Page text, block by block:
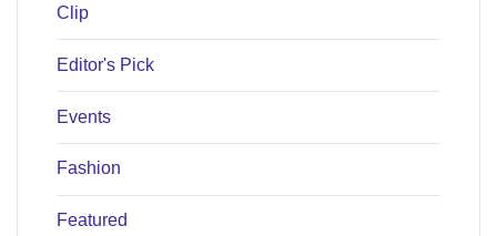
Clip
Editor's Pick
Events
Fashion
Featured